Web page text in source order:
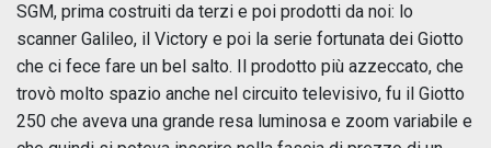
SGM, prima costruiti da terzi e poi prodotti da noi: lo
scanner Galileo, il Victory e poi la serie fortunata dei Giotto
che ci fece fare un bel salto. Il prodotto più azzeccato, che
trovò molto spazio anche nel circuito televisivo, fu il Giotto
250 che aveva una grande resa luminosa e zoom variabile e